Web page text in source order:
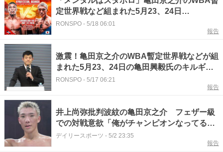
定世界戦など組まれた5月23、24日
「SAIKOULUSH」キルギス大会が「適切な
ファイトマネーが担保できず」中止で出場選
RONSPO - 5/18 06:01
報告
激震！亀田京之介のWBA暫定世界戦などが組
まれた5月23、24日の亀田興毅氏のキルギス
興行「SAIKOULUSH Vol.5、6」が中止へ…
国際情勢の悪化で延期された海外興行が2度
RONSPO - 5/17 06:21
報告
井上尚弥批判波紋の亀田京之介 フェザー級
での対戦意欲「俺がチャンピオンなってるか
らやる事になるやろうな」試合後に投稿もフ
デイリースポーツ - 5/2 23:35
報告